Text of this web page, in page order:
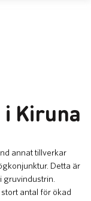
Kiruna
annat tillverkar
Detta är
gruvindustrin.
antal för ökad